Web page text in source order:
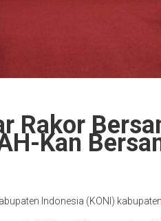
Rakor
Kan
Indonesia (KONI)